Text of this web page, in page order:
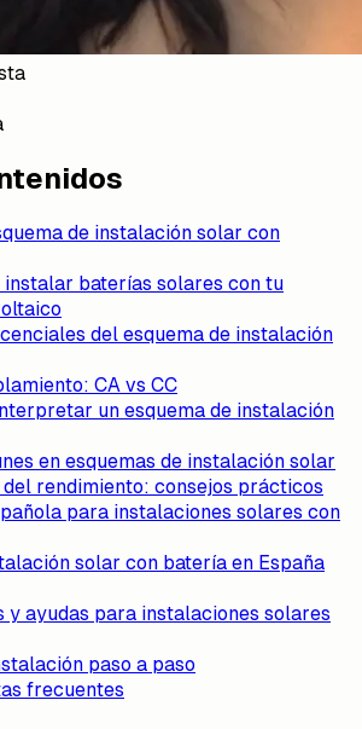
de instalación solar con
instalar baterías solares con tu
del esquema de instalación
CA vs CC
un esquema de instalación
en esquemas de instalación solar
rendimiento: consejos prácticos
para instalaciones solares con
solar con batería en España
y ayudas para instalaciones solares
paso a paso
frecuentes